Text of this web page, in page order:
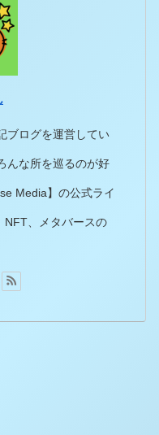
ブログを運営してい
んな所を巡るのが好
Media】の公式ライ
NFT、メタバースの